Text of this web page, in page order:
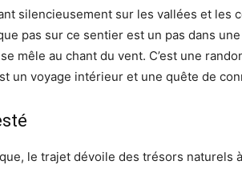
silencieusement sur les vallées et les
pas sur ce sentier est un pas dans
mêle au chant du vent. C’est une
un voyage intérieur et une quête de
le trajet dévoile des trésors naturels